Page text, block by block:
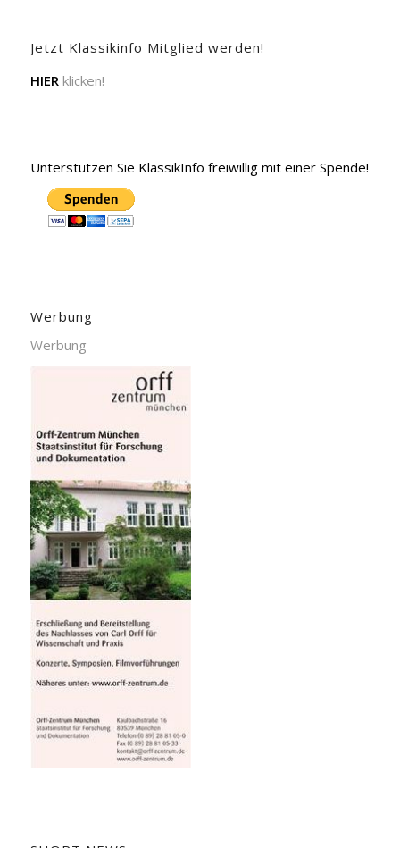
Jetzt Klassikinfo Mitglied werden!
HIER klicken!
Unterstützen Sie KlassikInfo freiwillig mit einer Spende!
Werbung
Werbung